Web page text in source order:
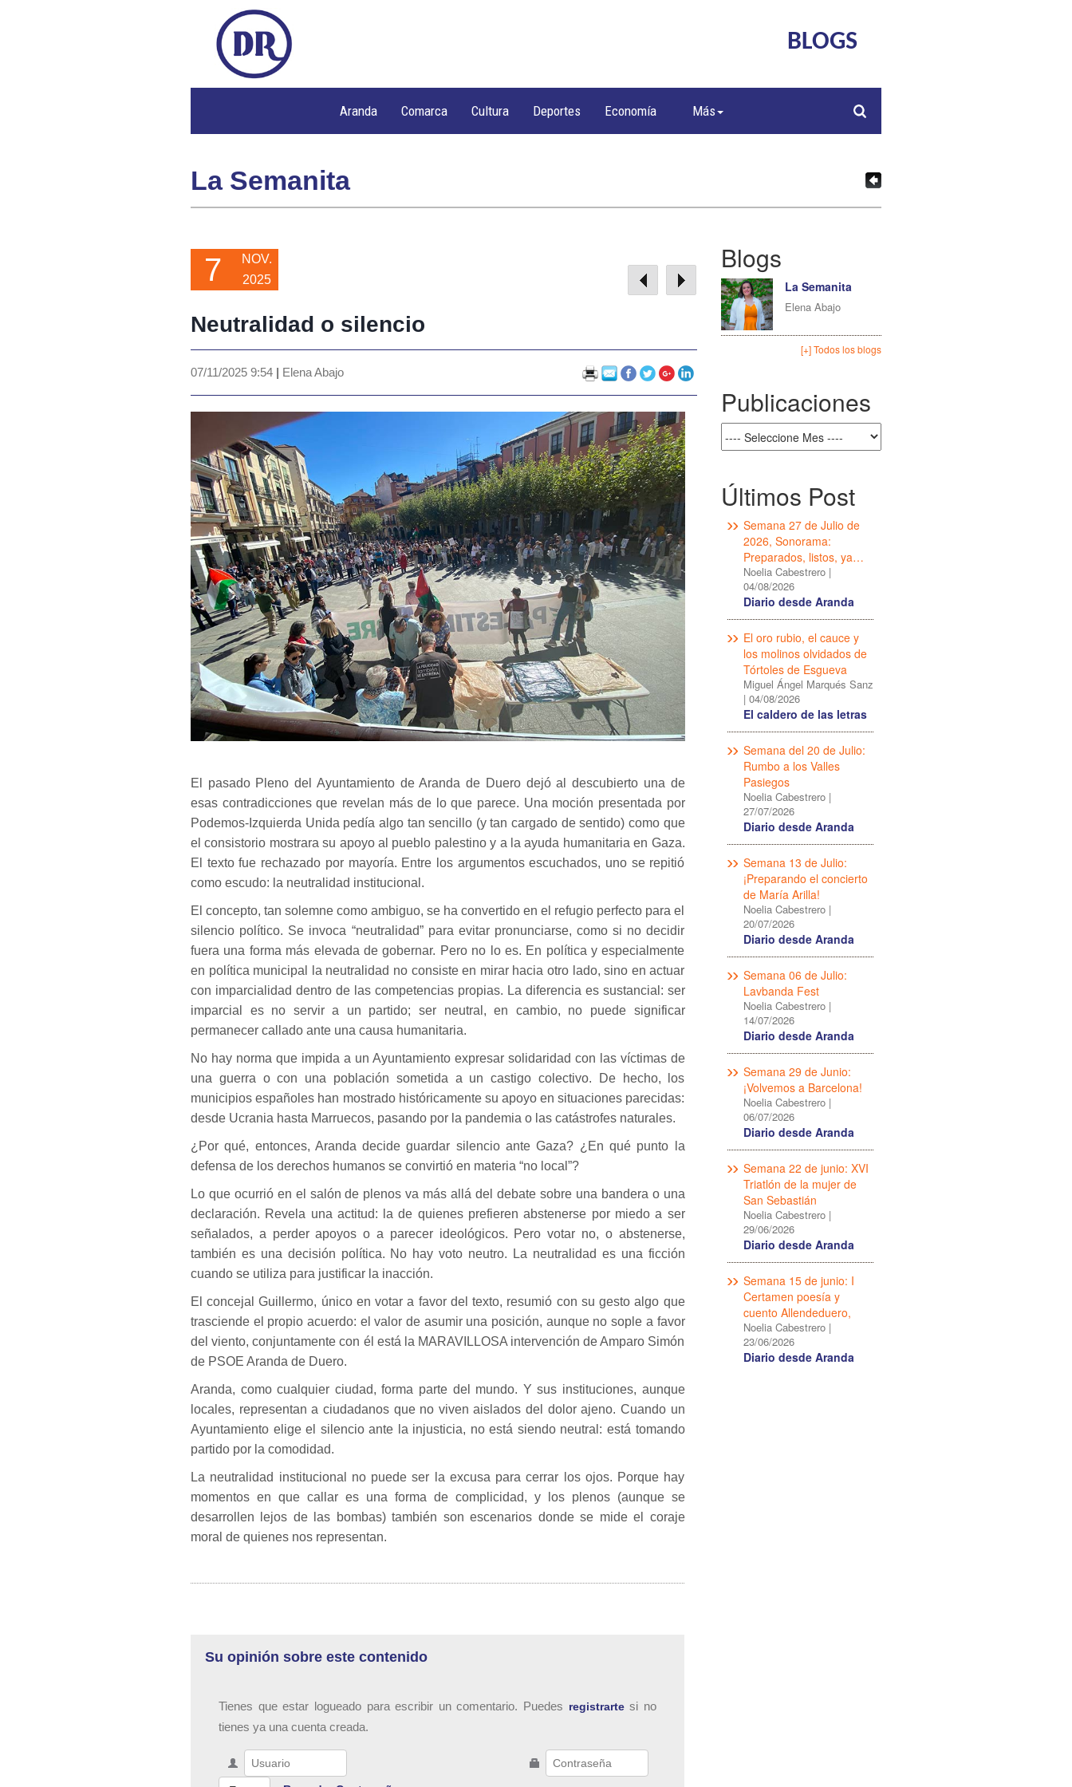
BLOGS
Aranda Comarca Cultura Deportes Economía Más
La Semanita
7
NOV.
2025
Neutralidad o silencio
07/11/2025 9:54 | Elena Abajo
El pasado Pleno del Ayuntamiento de Aranda de Duero dejó al descubierto una de
esas contradicciones que revelan más de lo que parece. Una moción presentada por
Podemos-Izquierda Unida pedía algo tan sencillo (y tan cargado de sentido) como que
el consistorio mostrara su apoyo al pueblo palestino y a la ayuda humanitaria en Gaza.
El texto fue rechazado por mayoría. Entre los argumentos escuchados, uno se repitió
como escudo: la neutralidad institucional.
El concepto, tan solemne como ambiguo, se ha convertido en el refugio perfecto para el
silencio político. Se invoca “neutralidad” para evitar pronunciarse, como si no decidir
fuera una forma más elevada de gobernar. Pero no lo es. En política y especialmente
en política municipal la neutralidad no consiste en mirar hacia otro lado, sino en actuar
con imparcialidad dentro de las competencias propias. La diferencia es sustancial: ser
imparcial es no servir a un partido; ser neutral, en cambio, no puede significar
permanecer callado ante una causa humanitaria.
No hay norma que impida a un Ayuntamiento expresar solidaridad con las víctimas de
una guerra o con una población sometida a un castigo colectivo. De hecho, los
municipios españoles han mostrado históricamente su apoyo en situaciones parecidas:
desde Ucrania hasta Marruecos, pasando por la pandemia o las catástrofes naturales.
¿Por qué, entonces, Aranda decide guardar silencio ante Gaza? ¿En qué punto la
defensa de los derechos humanos se convirtió en materia “no local”?
Lo que ocurrió en el salón de plenos va más allá del debate sobre una bandera o una
declaración. Revela una actitud: la de quienes prefieren abstenerse por miedo a ser
señalados, a perder apoyos o a parecer ideológicos. Pero votar no, o abstenerse,
también es una decisión política. No hay voto neutro. La neutralidad es una ficción
cuando se utiliza para justificar la inacción.
El concejal Guillermo, único en votar a favor del texto, resumió con su gesto algo que
trasciende el propio acuerdo: el valor de asumir una posición, aunque no sople a favor
del viento, conjuntamente con él está la MARAVILLOSA intervención de Amparo Simón
de PSOE Aranda de Duero.
Aranda, como cualquier ciudad, forma parte del mundo. Y sus instituciones, aunque
locales, representan a ciudadanos que no viven aislados del dolor ajeno. Cuando un
Ayuntamiento elige el silencio ante la injusticia, no está siendo neutral: está tomando
partido por la comodidad.
La neutralidad institucional no puede ser la excusa para cerrar los ojos. Porque hay
momentos en que callar es una forma de complicidad, y los plenos (aunque se
desarrollen lejos de las bombas) también son escenarios donde se mide el coraje
moral de quienes nos representan.
Su opinión sobre este contenido
Tienes que estar logueado para escribir un comentario. Puedes registrartesi no
tienes ya una cuenta creada.
Blogs
La Semanita
Elena Abajo
[+] Todos los blogs
Publicaciones
Últimos Post
Semana 27 de Julio de
2026, Sonorama:
Preparados, listos, ya…
Noelia Cabestrero|
04/08/2026
Diario desde Aranda
El oro rubio, el cauce y
los molinos olvidados de
Tórtoles de Esgueva
Miguel Ángel Marqués Sanz
| 04/08/2026
El caldero de las letras
Semana del 20 de Julio:
Rumbo a los Valles
Pasiegos
Noelia Cabestrero|
27/07/2026
Diario desde Aranda
Semana 13 de Julio:
¡Preparando el concierto
de María Arilla!
Noelia Cabestrero|
20/07/2026
Diario desde Aranda
Semana 06 de Julio:
Lavbanda Fest
Noelia Cabestrero|
14/07/2026
Diario desde Aranda
Semana 29 de Junio:
¡Volvemos a Barcelona!
Noelia Cabestrero|
06/07/2026
Diario desde Aranda
Semana 22 de junio: XVI
Triatlón de la mujer de
San Sebastián
Noelia Cabestrero|
29/06/2026
Diario desde Aranda
Semana 15 de junio: I
Certamen poesía y
cuento Allendeduero,
Noelia Cabestrero|
23/06/2026
Diario desde Aranda